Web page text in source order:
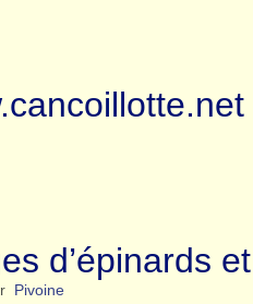
d’épinards
Pivoine